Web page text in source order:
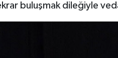
buluşmak dileğiyle